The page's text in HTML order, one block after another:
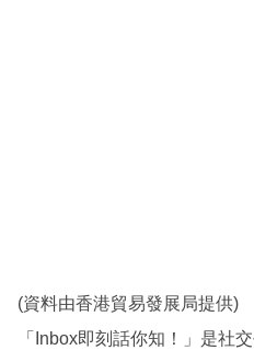
區
(資料由香港貿易發展局提供)
「Inbox即刻話你知！」是社